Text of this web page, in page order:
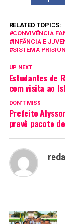
RELATED TOPICS:
CONVIVÊNCIA
INFÂNCIA E
SISTEMA
UP NEXT
Estudantes de
com visita ao
DON'T MISS
Prefeito
prevê pacote